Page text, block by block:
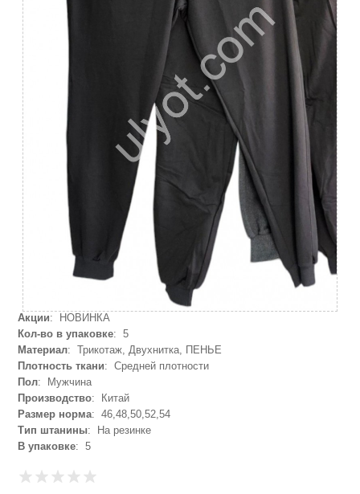
Акции: НОВИНКА
Кол-во в упаковке: 5
Материал: Трикотаж, Двухнитка, ПЕНЬЕ
Плотность ткани: Средней плотности
Пол: Мужчина
Производство: Китай
Размер норма: 46,48,50,52,54
Тип штанины: На резинке
В упаковке: 5